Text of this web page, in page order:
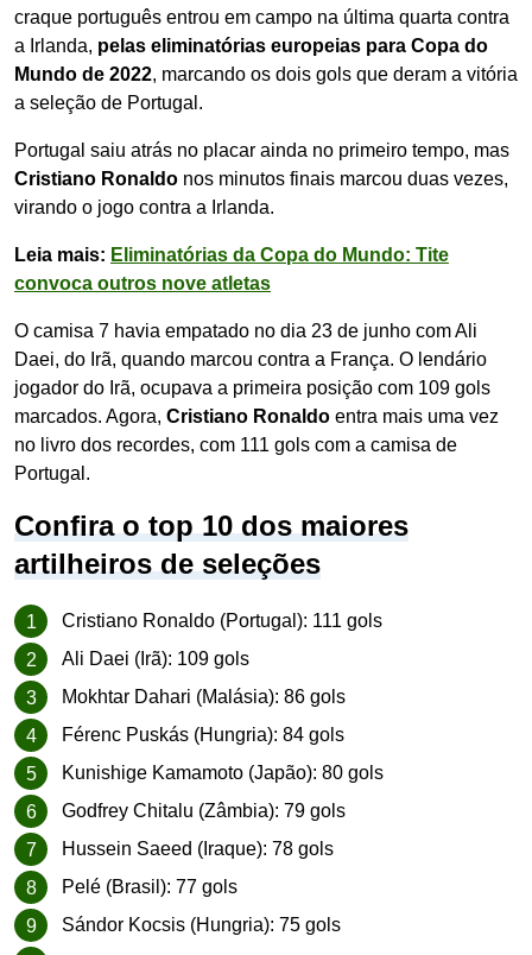
craque português entrou em campo na última quarta contra
a Irlanda, pelas eliminatórias europeias para Copa do
Mundo de 2022, marcando os dois gols que deram a vitória
a seleção de Portugal.
Portugal saiu atrás no placar ainda no primeiro tempo, mas
Cristiano Ronaldo nos minutos finais marcou duas vezes,
virando o jogo contra a Irlanda.
Leia mais: Eliminatórias da Copa do Mundo: Tite
convoca outros nove atletas
O camisa 7 havia empatado no dia 23 de junho com Ali
Daei, do Irã, quando marcou contra a França. O lendário
jogador do Irã, ocupava a primeira posição com 109 gols
marcados. Agora, Cristiano Ronaldo entra mais uma vez
no livro dos recordes, com 111 gols com a camisa de
Portugal.
Confiraotop 10dos maiores
artilheiros de seleções
Cristiano Ronaldo (Portugal): 111 gols
Ali Daei (Irã): 109 gols
Mokhtar Dahari (Malásia): 86 gols
Férenc Puskás (Hungria): 84 gols
Kunishige Kamamoto (Japão): 80 gols
Godfrey Chitalu (Zâmbia): 79 gols
Hussein Saeed (Iraque): 78 gols
Pelé (Brasil): 77 gols
Sándor Kocsis (Hungria): 75 gols